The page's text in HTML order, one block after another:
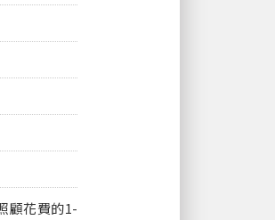
顧花費的1-